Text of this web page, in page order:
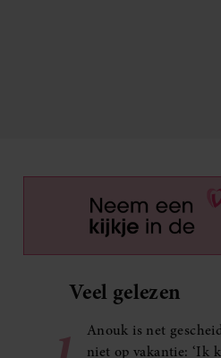
Veel gelezen
Anouk is net
niet op vakantie: ‘Ik